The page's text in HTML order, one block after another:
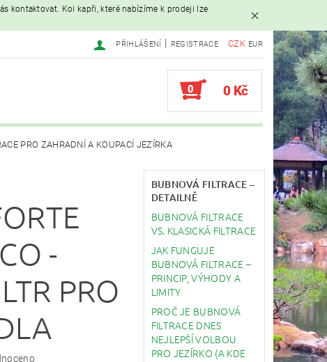
kontaktovat. Koi kapři, které nabízíme k prodeji lze
CZK EUR
PŘIHLÁŠENÍ REGISTRACE
0 0 Kč
PRO ZAHRADNÍ A KOUPACÍ JEZÍRKA
STAVBA JEZÍRKA
-
PRO
BUBNOVÁ FILTRACE –
DETAILNĚ
BUBNOVÁ FILTRACE
VS. KLASICKÁ FILTRACE
JAK FUNGUJE
BUBNOVÁ FILTRACE –
PRINCIP, VÝHODY A
LIMITY
PROČ JE BUBNOVÁ
FILTRACE DNES
NEJLEPŠÍ VOLBOU
PRO JEZÍRKO (A KDE